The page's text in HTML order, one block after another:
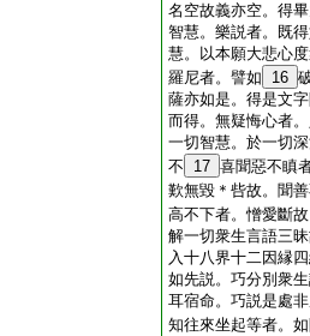
名空故義亦空。得
智慧。樂説者。既
慧。以本願大悲心
羅尼者。譬如
16
薩亦如是。得是文
而得。無疑悔心者
一切智慧。於一切
不
17 喜聞惡不瞋
歎無毀＊呰故。聞
高不下者。憎愛斷
解一切衆生言語三
入十八界十二因縁
如先説。巧分別衆
耳宿命。巧説是處
知往來坐起等者。